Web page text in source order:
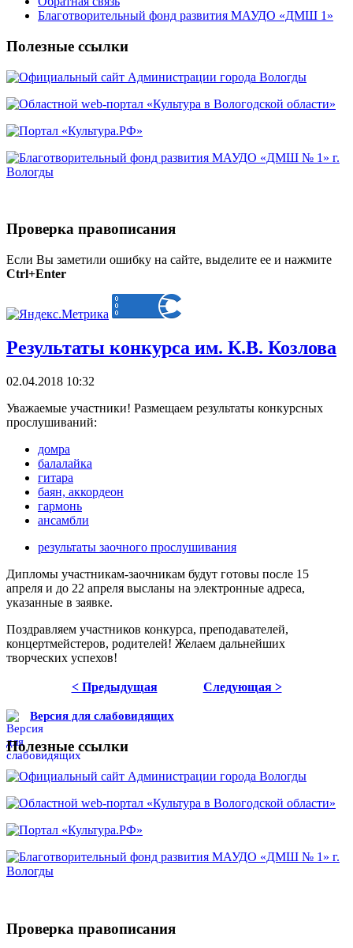
Благотворительный фонд развития МАУДО «ДМШ 1»
Полезные ссылки
Проверка правописания
Если Вы заметили ошибку на сайте, выделите ее и нажмите
Ctrl+Enter
Результаты конкурса им. К.В. Козлова
02.04.2018 10:32
Уважаемые участники! Размещаем результаты конкурсных
прослушиваний:
домра
балалайка
гитара
баян, аккордеон
гармонь
ансамбли
результаты заочного прослушивания
Дипломы участникам-заочникам будут готовы после 15
апреля и до 22 апреля высланы на электронные адреса,
указанные в заявке.
Поздравляем участников конкурса, преподавателей,
концертмейстеров, родителей! Желаем дальнейших
творческих успехов!
< Предыдущая Следующая >
Версия для слабовидящих
Полезные ссылки
Проверка правописания